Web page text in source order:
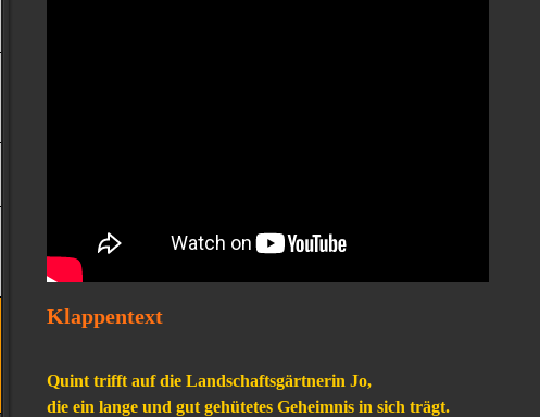
Klappentext
Quint trifft auf die Landschaftsgärtnerin Jo,
die ein lange und gut gehütetes Geheimnis in sich trägt.